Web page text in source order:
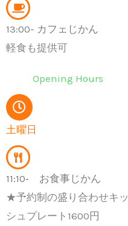
13:00- カフェじかん
軽食も提供可
Opening Hours
土曜日
11:10‐ お食事じかん
★予約制の盛り合わせキッ
シュプレート1600円